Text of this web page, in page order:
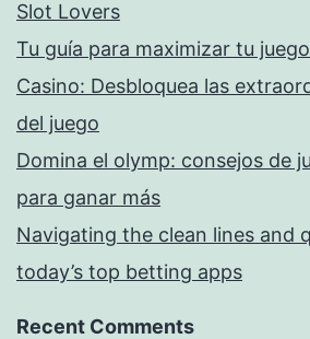
Slot Lovers
Tu guía para maximizar tu
Casino: Desbloquea las
del juego
Domina el olymp: consejos de
para ganar más
Navigating the clean lines and
today’s top betting apps
Recent Comments